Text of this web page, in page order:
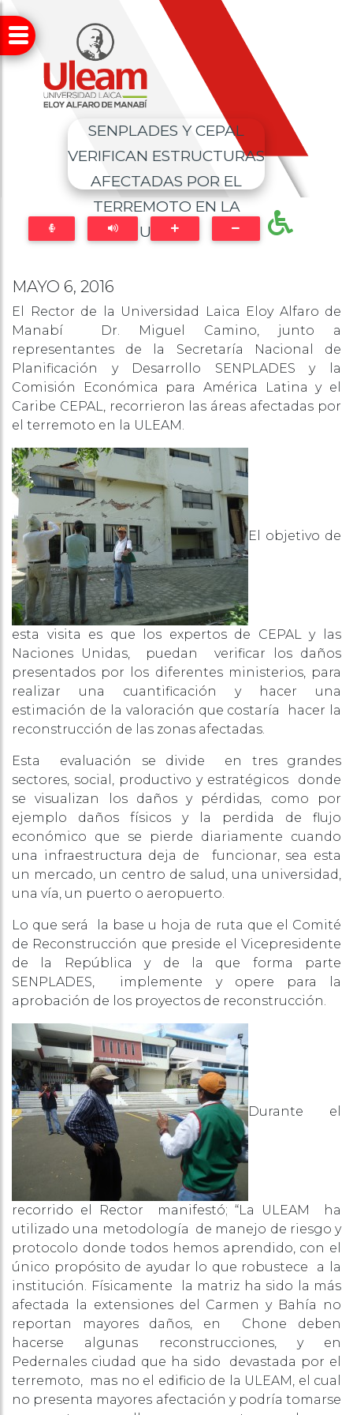
SENPLADES Y CEPAL
VERIFICAN ESTRUCTURAS
AFECTADAS POR EL
TERREMOTO EN LA
ULEAM
MAYO 6, 2016
El Rector de la Universidad Laica Eloy Alfaro de
Manabí Dr. Miguel Camino, junto a
representantes de la Secretaría Nacional de
Planificación y Desarrollo SENPLADES y la
Comisión Económica para América Latina y el
Caribe CEPAL, recorrieron las áreas afectadas por
el terremoto en la ULEAM.
El objetivo de
esta visita es que los expertos de CEPAL y las
Naciones Unidas, puedan verificar los daños
presentados por los diferentes ministerios, para
realizar una cuantificación y hacer una
estimación de la valoración que costaría hacer la
reconstrucción de las zonas afectadas.
Esta evaluación se divide en tres grandes
sectores, social, productivo y estratégicos donde
se visualizan los daños y pérdidas, como por
ejemplo daños físicos y la perdida de flujo
económico que se pierde diariamente cuando
una infraestructura deja de funcionar, sea esta
un mercado, un centro de salud, una universidad,
una vía, un puerto o aeropuerto.
Lo que será la base u hoja de ruta que el Comité
de Reconstrucción que preside el Vicepresidente
de la República y de la que forma parte
SENPLADES, implemente y opere para la
aprobación de los proyectos de reconstrucción.
Durante el
recorrido el Rector manifestó; “La ULEAM ha
utilizado una metodología de manejo de riesgo y
protocolo donde todos hemos aprendido, con el
único propósito de ayudar lo que robustece a la
institución. Físicamente la matriz ha sido la más
afectada la extensiones del Carmen y Bahía no
reportan mayores daños, en Chone deben
hacerse algunas reconstrucciones, y en
Pedernales ciudad que ha sido devastada por el
terremoto, mas no el edificio de la ULEAM, el cual
no presenta mayores afectación y podría tomarse